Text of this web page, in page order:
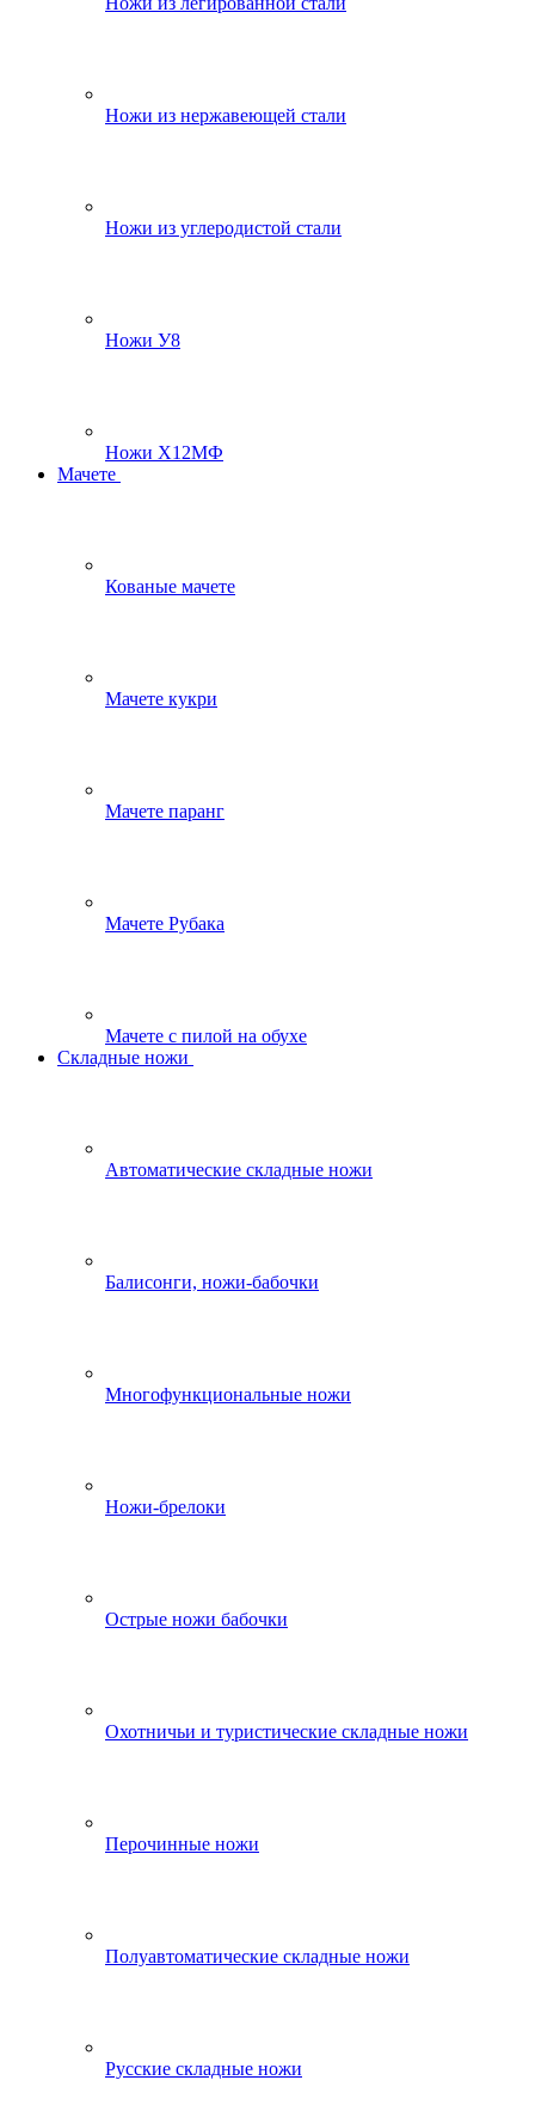
Ножи из нержавеющей стали
Ножи из углеродистой стали
Ножи У8
Ножи Х12МФ
Мачете
Кованые мачете
Мачете кукри
Мачете паранг
Мачете Рубака
Мачете с пилой на обухе
Складные ножи
Автоматические складные ножи
Балисонги, ножи-бабочки
Многофункциональные ножи
Ножи-брелоки
Острые ножи бабочки
Охотничьи и туристические складные ножи
Перочинные ножи
Полуавтоматические складные ножи
Русские складные ножи